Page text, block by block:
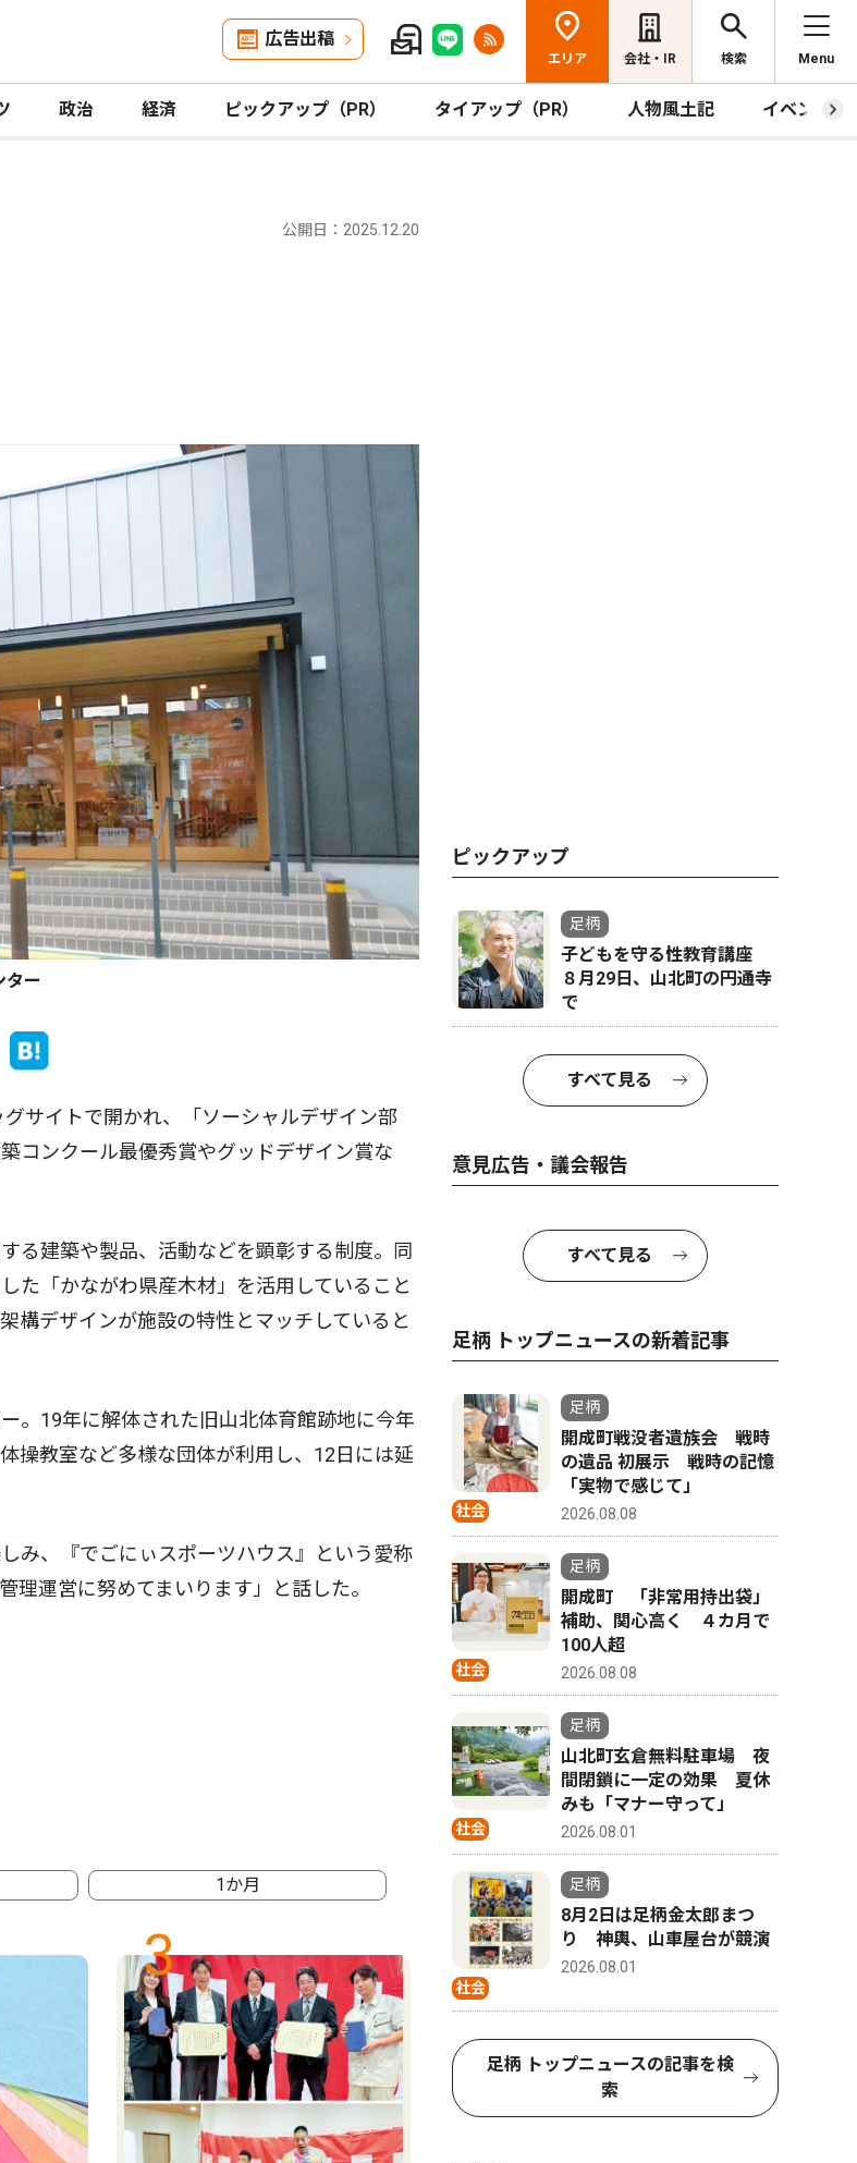
広告出稿
エリア 会社・IR 検索 Menu
政治 経済 ピックアップ（PR） タイアップ（PR） 人物風土記 イベント
公開日：2025.12.20
ター
サイトで開かれ、「ソーシャルデザイン部
コンクール最優秀賞やグッドデザイン賞な
る建築や製品、活動などを顕彰する制度。同
た「かながわ県産木材」を活用していること
構デザインが施設の特性とマッチしていると
。19年に解体された旧山北体育館跡地に今年
操教室など多様な団体が利用し、12日には延
み、『でごにぃスポーツハウス』という愛称
理運営に努めてまいります」と話した。
1か月
3 4
ピックアップ
足柄
子どもを守る性教育講座
８月29日、山北町の円通寺
で
すべて見る
意見広告・議会報告
すべて見る
足柄 トップニュースの新着記事
社会
足柄
開成町戦没者遺族会 戦時
の遺品 初展示 戦時の記憶
「実物で感じて」
2026.08.08
社会
足柄
開成町 「非常用持出袋」
補助、関心高く ４カ月で
100人超
2026.08.08
社会
足柄
山北町玄倉無料駐車場 夜
間閉鎖に一定の効果 夏休
みも「マナー守って」
2026.08.01
社会
足柄
8月2日は足柄金太郎まつ
り 神輿、山車屋台が競演
2026.08.01
足柄 トップニュースの記事を検
索